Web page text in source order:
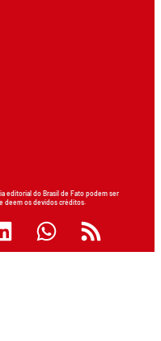
editorial do Brasil de Fato podem ser
deem os devidos créditos.